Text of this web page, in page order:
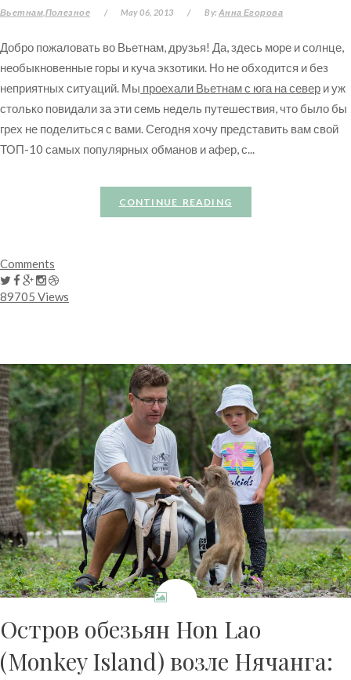
Вьетнам Полезное / May 06, 2013 / By: Анна Егорова
Добро пожаловать во Вьетнам, друзья! Да, здесь море и солнце,
необыкновенные горы и куча экзотики. Но не обходится и без
неприятных ситуаций. Мы проехали Вьетнам с юга на север и уж
столько повидали за эти семь недель путешествия, что было бы
грех не поделиться с вами. Сегодня хочу представить вам свой
ТОП-10 самых популярных обманов и афер, с...
CONTINUE READING
Comments
89705 Views
Остров обезьян Hon Lao
(Monkey Island) возле Нячанга: